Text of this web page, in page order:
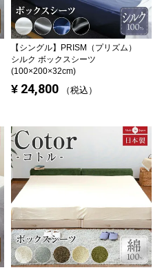
【シングル】 PRISM（プリズム）
シルク ボックスシーツ
(100×200×32cm)
¥ 24,800 税込